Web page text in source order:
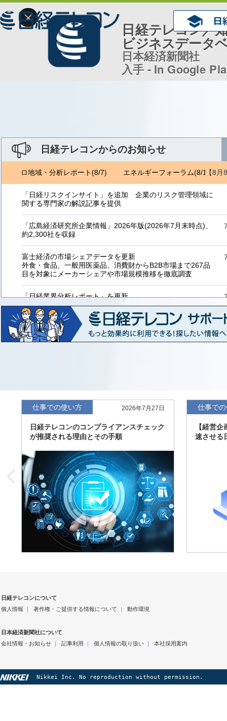
×
日経テレコン／
ビジネスデータ
日本経済新聞社
入手 - In Google
日経テレコンからのお知らせ
【8月
トロ地域・分析レポート(8/7) エネルギーフォーラム(8/1) ジ
「日経リスクインサイト」を追加 企業のリスク管理領域に
関する専門家の解説記事を提供
「広島経済研究所企業情報」2026年版(2026年7月末時点)、
約2,300社を収録
富士経済の市場シェアデータを更新
外食・食品、一般用医薬品、消費財からB2B市場まで267品
目を対象にメーカーシェアや市場規模推移を徹底調査
「日経業界分析レポート」を更新
「工業用プラスチック製品」「システムインテグレーター」
など20業界の内容を刷新
「東洋経済海外進出企業情報」の2026年版、約3万6千社を
収録
「日経POS情報マーケットレポート」の最新版、10～3月実
績の市場動向を速報
度の予想を実施
仕事での使い方 2026年7月27日
日経テレコンのコンプライアンスチェック
が推奨される理由とその手順
仕事で
【経営
速させる
日経テレコンについて
個人情報 ｜ 著作権・ご提供する情報について ｜ 動作環境
日本経済新聞社について
会社情報・お知らせ｜ 記事利用 ｜ 個人情報の取り扱い｜ 本社採用案内
Nikkei Inc. No reproduction without permission.